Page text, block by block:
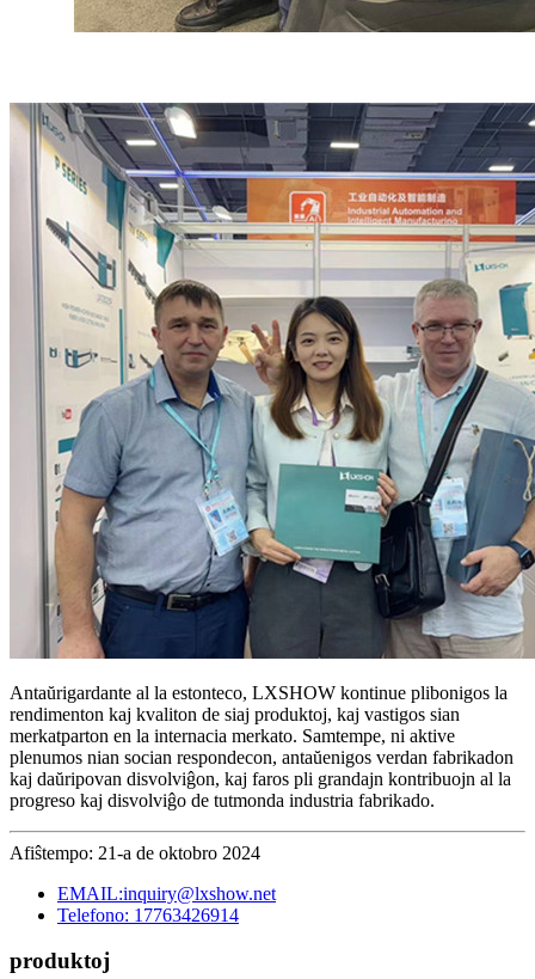
Antaŭrigardante al la estonteco, LXSHOW kontinue plibonigos la
rendimenton kaj kvaliton de siaj produktoj, kaj vastigos sian
merkatparton en la internacia merkato. Samtempe, ni aktive
plenumos nian socian respondecon, antaŭenigos verdan fabrikadon
kaj daŭripovan disvolviĝon, kaj faros pli grandajn kontribuojn al la
progreso kaj disvolviĝo de tutmonda industria fabrikado.
Afiŝtempo: 21-a de oktobro 2024
EMAIL:inquiry@lxshow.net
Telefono: 17763426914
produktoj